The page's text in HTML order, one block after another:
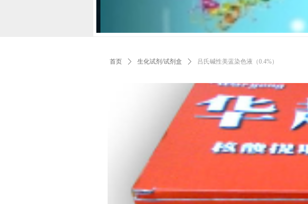
首页 ꄲ 生化试剂/试剂盒 ꄲ 吕氏碱性美蓝染色液（0.4%）